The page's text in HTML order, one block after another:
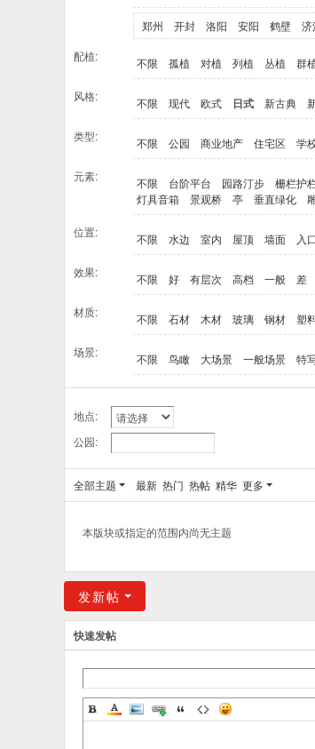
郑州 开封 洛阳 安阳 鹤壁 济
配植:
不限 孤植 对植 列植 丛植 群
风格: 不限 现代 欧式 日式 新古典
类型: 不限 公园 商业地产 住宅区 学
元素: 不限 台阶平台 园路汀步 栅栏护
灯具音箱
景观桥 亭 垂直绿化
位置: 不限 水边 室内 屋顶 墙面 入口
效果: 不限 好 有层次 高档 一般 差
材质: 不限 石材 木材 玻璃 钢材 塑
场景: 不限 鸟瞰 大场景 一般场景 特
地点:
公园:
全部主题 最新 热门 热帖 精华 更多
本版块或指定的范围内尚无主题
发新帖
快速发帖